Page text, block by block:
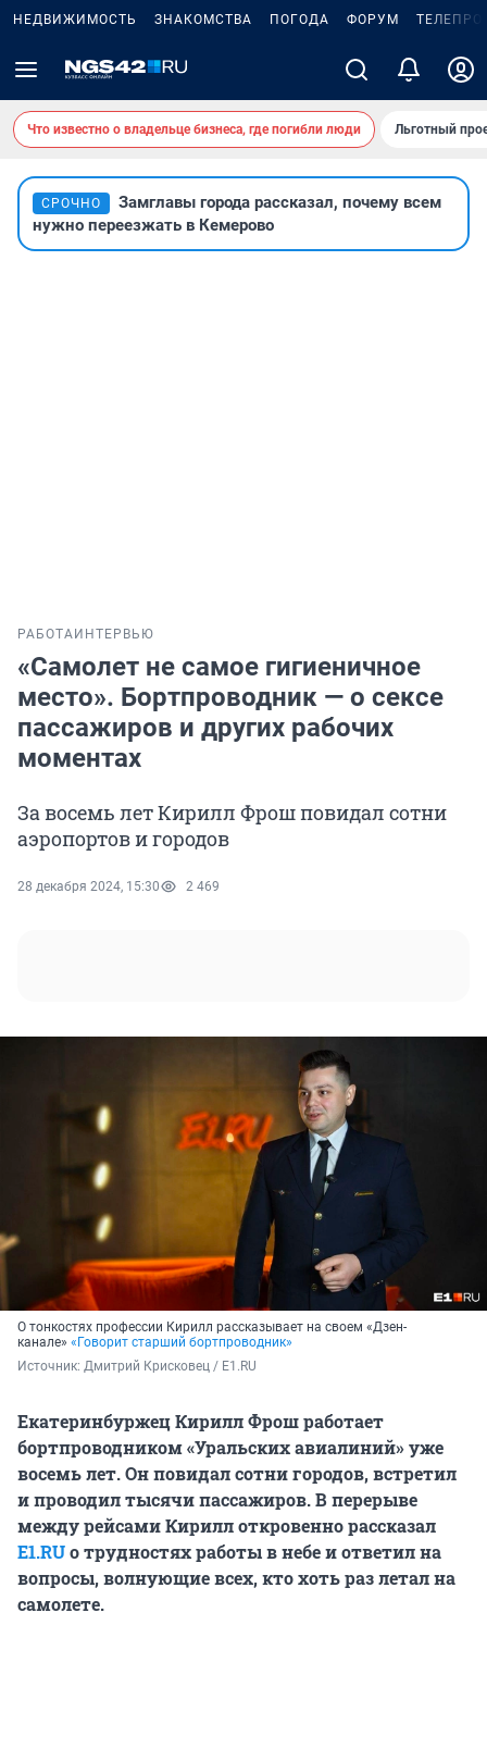
НЕДВИЖИМОСТЬ ЗНАКОМСТВА ПОГОДА ФОРУМ
Что известно о владельце бизнеса, где погибли люди Льготный
СРОЧНО
Замглавы города рассказал, почему всем
нужно переезжать в Кемерово
РАБОТА ИНТЕРВЬЮ
«Самолет не самое гигиеничное
место». Бортпроводник — о сексе
пассажиров и других рабочих
моментах
За восемь лет Кирилл Фрош повидал сотни
аэропортов и городов
28 декабря 2024, 15:30 2 469
О тонкостях профессии Кирилл рассказывает на своем «Дзен-
канале» «Говорит старший бортпроводник»
Источник: Дмитрий Крисковец / E1.RU
Екатеринбуржец Кирилл Фрош работает
бортпроводником «Уральских авиалиний» уже
восемь лет. Он повидал сотни городов, встретил
и проводил тысячи пассажиров. В перерыве
между рейсами Кирилл откровенно рассказал
E1.RUо трудностях работы в небе и ответил на
вопросы, волнующие всех, кто хоть раз летал на
самолете.